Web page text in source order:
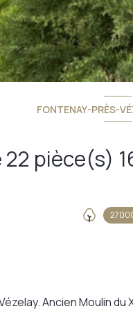
FONTENAY-PRÈS-
Ancien Moulin du